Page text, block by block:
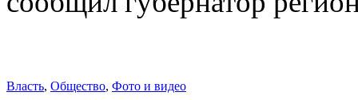
Власть, Общество, Фото и видео